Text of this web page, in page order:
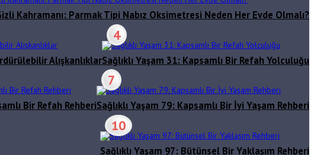
Kahramanı: Parmak Tipi Nabız Oksimetresi Neden Her Evde Olmalı?
4
Sağlıklı Yaşam 31: Kapsamlı Bir Refah Yolculuğu
Alışkanlıklar
7
Sağlıklı Yaşam 79: Kapsamlı Bir İyi Yaşam Rehberi
Bir Refah Rehberi
10
Sağlıklı Yaşam 97: Bütünsel Bir Yaklaşım Rehberi